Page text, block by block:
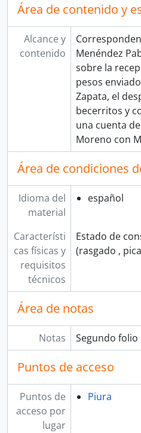
Área de contenido y
Alcance y
contenido
Menéndez
sobre la
pesos
Zapata, el
becerritos y
una cuenta
Moreno con
Área de condiciones
Idioma del
material
español
Característi
cas físicas y
requisitos
técnicos
Estado de
(rasgado ,
Área de notas
Notas Segundo
Puntos de acceso
Puntos de
acceso por
lugar
Piura